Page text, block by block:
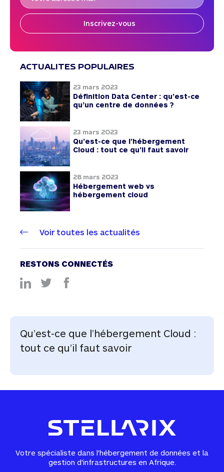
Inscrivez-vous
ACTUALITES POPULAIRES
23 mars 2023
Définition Data Center : qu’est-ce
qu’un centre de données ?
23 mars 2023
Qu'est-ce que l'hébergement
Cloud : tout ce qu'il faut savoir
28 mars 2023
Hébergement web vs
hébergement cloud
Voir toutes les actualités
RESTONS CONNECTÉS
Qu’est-ce que l’hébergement Cloud :
tout ce qu’il faut savoir
Votre spécialiste dans l'hébergement de données et la
gestion d'infrastructures en Afrique.